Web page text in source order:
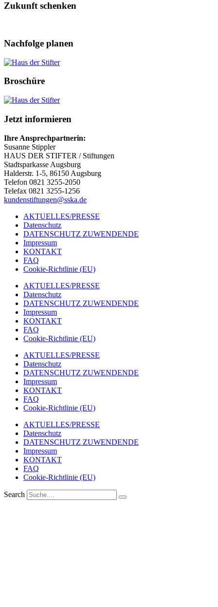
Zukunft schenken
Nachfolge planen
Broschüre
Jetzt informieren
Ihre Ansprechpartnerin:
Susanne Stippler
HAUS DER STIFTER / Stiftungen
Stadtsparkasse Augsburg
Halderstr. 1-5, 86150 Augsburg
Telefon 0821 3255-2050
Telefax 0821 3255-1256
kundenstiftungen@sska.de
AKTUELLES/PRESSE
Datenschutz
DATENSCHUTZ ZUWENDENDE
Impressum
KONTAKT
FAQ
Cookie-Richtlinie (EU)
AKTUELLES/PRESSE
Datenschutz
DATENSCHUTZ ZUWENDENDE
Impressum
KONTAKT
FAQ
Cookie-Richtlinie (EU)
AKTUELLES/PRESSE
Datenschutz
DATENSCHUTZ ZUWENDENDE
Impressum
KONTAKT
FAQ
Cookie-Richtlinie (EU)
AKTUELLES/PRESSE
Datenschutz
DATENSCHUTZ ZUWENDENDE
Impressum
KONTAKT
FAQ
Cookie-Richtlinie (EU)
Search